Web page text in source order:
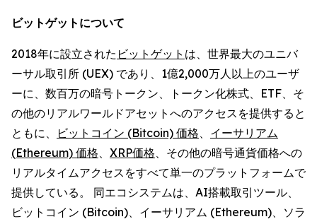
ビットゲットについて
2018年に設立された ビットゲット は、世界最大のユニバ
ーサル取引所 (UEX) であり、1億2,000万人以上のユーザ
ーに、数百万の暗号トークン、トークン化株式、ETF、そ
の他のリアルワールドアセットへのアクセスを提供すると
ともに、
ビットコイン (Bitcoin) 価格、 イーサリアム
(Ethereum) 価格、 XRP価格、その他の暗号通貨価格への
リアルタイムアクセスをすべて単一のプラットフォームで
提供している。 同エコシステムは、AI搭載取引ツール、
ビットコイン (Bitcoin)、イーサリアム (Ethereum)、ソラ